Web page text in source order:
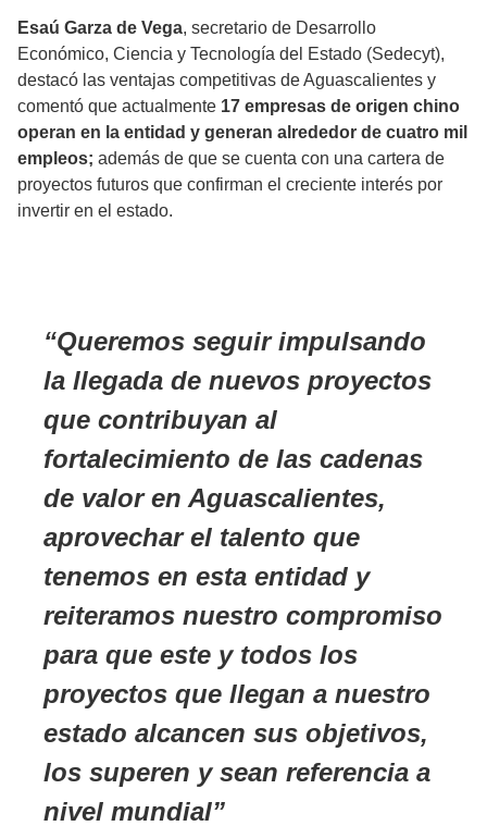
Esaú Garza de Vega, secretario de Desarrollo
Económico, Ciencia y Tecnología del Estado (Sedecyt),
destacó las ventajas competitivas de Aguascalientes y
comentó que actualmente 17 empresas de origen chino
operan en la entidad y generan alrededor de cuatro mil
empleos; además de que se cuenta con una cartera de
proyectos futuros que confirman el creciente interés por
invertir en el estado.
Queremos seguir impulsando
la llegada de nuevos proyectos
que contribuyan al
fortalecimiento de las cadenas
de valor en Aguascalientes,
aprovechar el talento que
tenemos en esta entidad y
reiteramos nuestro compromiso
para que este y todos los
proyectos que llegan a nuestro
estado alcancen sus objetivos,
los superen y sean referencia a
nivel mundial